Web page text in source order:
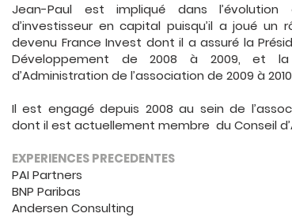
Jean-Paul est impliqué dans
d’investisseur en capital puisqu’il a joué un
devenu France Invest dont il a assuré la
Développement de 2008 à 2009, et la
d’Administration de l’association de 2009 à
Il est engagé depuis 2008 au sein de
dont il est actuellement membre du Conseil
EXPERIENCES PRECEDENTES
PAI Partners
BNP Paribas
Andersen Consulting